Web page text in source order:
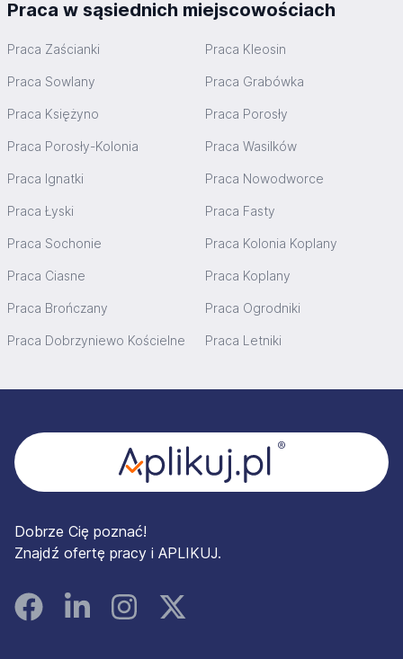
Praca w sąsiednich miejscowościach
Praca Zaścianki Praca Kleosin
Praca Sowlany Praca Grabówka
Praca Księżyno Praca Porosły
Praca Porosły-Kolonia Praca Wasilków
Praca Ignatki Praca Nowodworce
Praca Łyski Praca Fasty
Praca Sochonie Praca Kolonia Koplany
Praca Ciasne Praca Koplany
Praca Brończany Praca Ogrodniki
Praca Dobrzyniewo Kościelne Praca Letniki
Dobrze Cię poznać!
Znajdź ofertę pracy i APLIKUJ.
FacebookLinked InInstagramInstagram